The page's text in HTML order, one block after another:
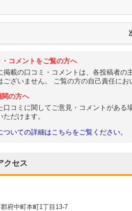
・コメントをご覧の方へ
掲載の口コミ・コメントは、各投稿者
ございません。 ご覧の方の自己責任にお
関の方へ
口コミに関してご意見・コメントがあ
ただけます。
いての詳細はこちらをご覧ください。
クセス
府中町本町1丁目13-7